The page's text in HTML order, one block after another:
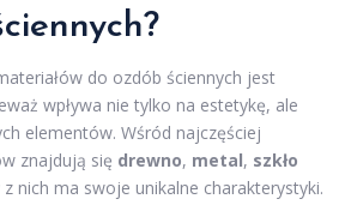
do ozdób ściennych jest
wpływa nie tylko na estetykę, ale
elementów. Wśród najczęściej
znajdują się drewno, metal, szkło
z nich ma swoje unikalne charakterystyki.